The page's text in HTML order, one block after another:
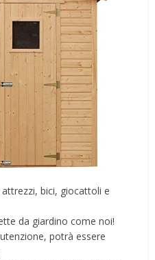
bici, giocattoli e
da giardino come noi!
potrà essere